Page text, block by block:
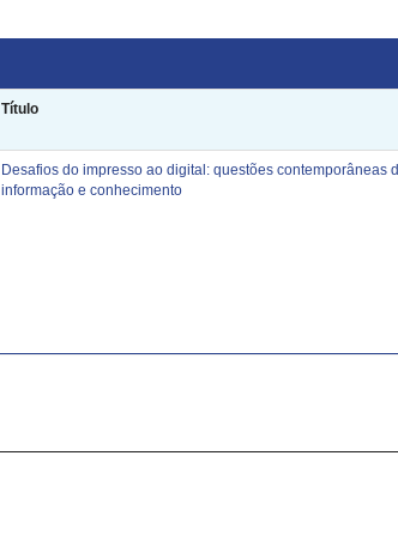
Título
Desafios do impresso ao digital: questões contemporâneas
informação e conhecimento